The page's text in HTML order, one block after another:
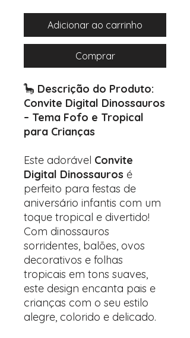
Adicionar ao carrinho
Comprar
🦕 Descrição do Produto:
Convite Digital Dinossauros
– Tema Fofo e Tropical
para Crianças
Este adorável Convite
Digital Dinossauros é
perfeito para festas de
aniversário infantis com um
toque tropical e divertido!
Com dinossauros
sorridentes, balões, ovos
decorativos e folhas
tropicais em tons suaves,
este design encanta pais e
crianças com o seu estilo
alegre, colorido e delicado.